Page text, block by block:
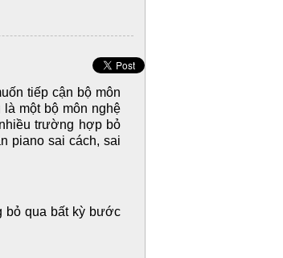
tiếp cận bộ môn
một bộ môn nghệ
trường hợp bỏ
piano sai cách, sai
bỏ qua bất kỳ bước